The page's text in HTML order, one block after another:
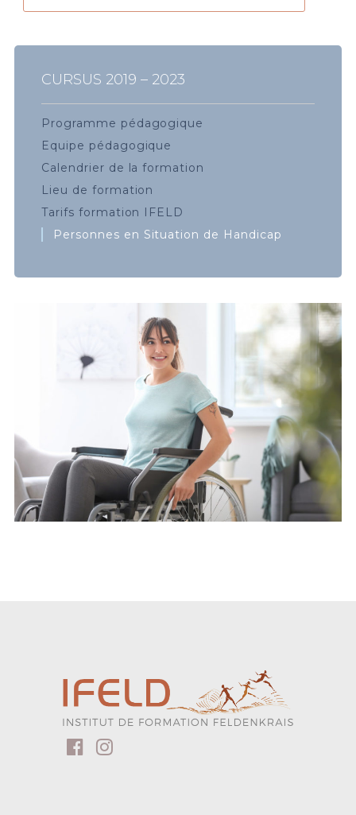
CURSUS 2019 – 2023
Programme pédagogique
Equipe pédagogique
Calendrier de la formation
Lieu de formation
Tarifs formation IFELD
Personnes en Situation de Handicap